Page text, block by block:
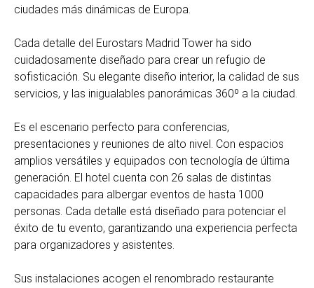
ciudades más dinámicas de Europa.
Cada detalle del Eurostars Madrid Tower ha sido
cuidadosamente diseñado para crear un refugio de
sofisticación. Su elegante diseño interior, la calidad de sus
servicios, y las inigualables panorámicas 360º a la ciudad.
Es el escenario perfecto para conferencias,
presentaciones y reuniones de alto nivel. Con espacios
amplios versátiles y equipados con tecnología de última
generación. El hotel cuenta con 26 salas de distintas
capacidades para albergar eventos de hasta 1000
personas. Cada detalle está diseñado para potenciar el
éxito de tu evento, garantizando una experiencia perfecta
para organizadores y asistentes.
Sus instalaciones acogen el renombrado restaurante